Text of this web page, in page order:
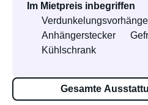
Im Mietpreis inbegriffen
Verdunkelungsvorhänge
Anhängerstecker
Kühlschrank
Gesamte